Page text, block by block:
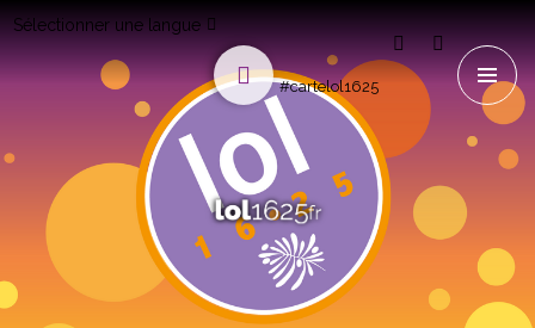
Sélectionner une langue
#cartelol1625